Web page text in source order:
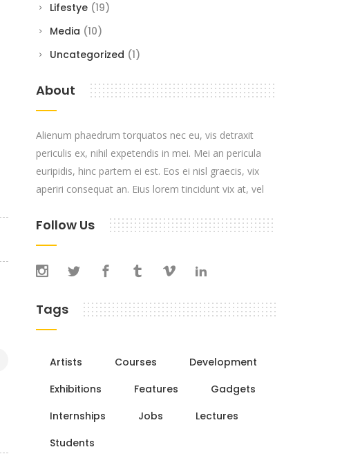
Lifestye (19)
Media (10)
Uncategorized (1)
About
Alienum phaedrum torquatos nec eu, vis detraxit
periculis ex, nihil expetendis in mei. Mei an pericula
euripidis, hinc partem ei est. Eos ei nisl graecis, vix
aperiri consequat an. Eius lorem tincidunt vix at, vel
Follow Us
Tags
Artists Courses
Development
Exhibitions
Features
Gadgets
Internships
Jobs
Lectures
Students